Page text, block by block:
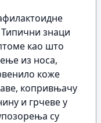
знаци
као што
из носа,
коже
копривњачу
и грчеве у
су